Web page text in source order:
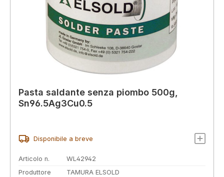
Pasta saldante senza piombo 500g,
Sn96.5Ag3Cu0.5
Disponibile a breve
Articolo n.
WL42942
Produttore
TAMURA ELSOLD